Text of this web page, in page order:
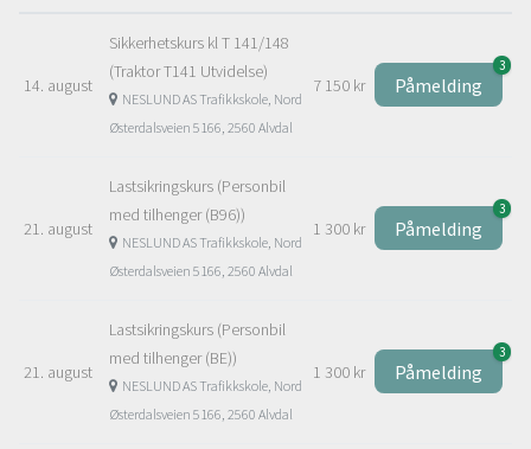
14. august
Sikkerhetskurs kl T 141/148
(Traktor T141 Utvidelse)
NESLUND AS Trafikkskole, Nord
Østerdalsveien 5166, 2560 Alvdal
7 150 kr Påmelding
3
21. august
Lastsikringskurs (Personbil
med tilhenger (B96))
NESLUND AS Trafikkskole, Nord
Østerdalsveien 5166, 2560 Alvdal
1 300 kr Påmelding
3
21. august
Lastsikringskurs (Personbil
med tilhenger (BE))
NESLUND AS Trafikkskole, Nord
Østerdalsveien 5166, 2560 Alvdal
1 300 kr Påmelding
3